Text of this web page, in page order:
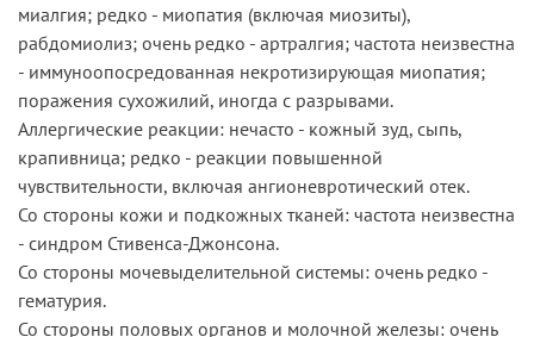
миалгия; редко - миопатия (включая миозиты),
рабдомиолиз; очень редко - артралгия; частота неизвестна
- иммуноопосредованная некротизирующая миопатия;
поражения сухожилий, иногда с разрывами.
Аллергические реакции: нечасто - кожный зуд, сыпь,
крапивница; редко - реакции повышенной
чувствительности, включая ангионевротический отек.
Со стороны кожи и подкожных тканей: частота неизвестна
- синдром Стивенса-Джонсона.
Со стороны мочевыделительной системы: очень редко -
гематурия.
Со стороны половых органов и молочной железы: очень